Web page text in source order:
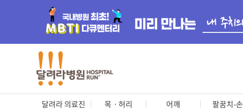
달려라 의료진 목ㆍ허리 어깨 팔꿈치-손